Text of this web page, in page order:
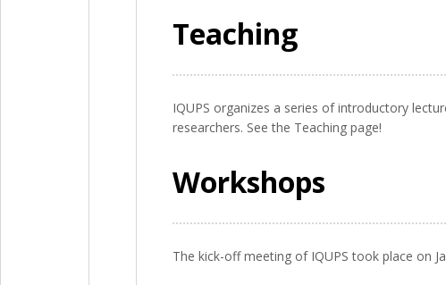
Teaching
IQUPS organizes a series of introductory
researchers. See the Teaching page!
Workshops
The kick-off meeting of IQUPS took place on